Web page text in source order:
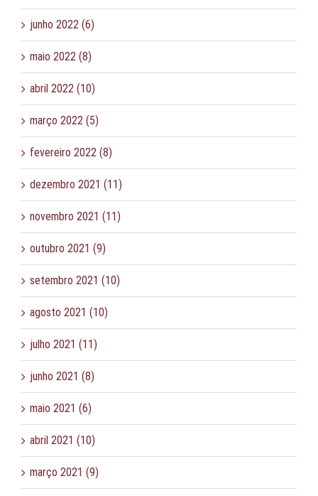
junho 2022 (6)
maio 2022 (8)
abril 2022 (10)
março 2022 (5)
fevereiro 2022 (8)
dezembro 2021 (11)
novembro 2021 (11)
outubro 2021 (9)
setembro 2021 (10)
agosto 2021 (10)
julho 2021 (11)
junho 2021 (8)
maio 2021 (6)
abril 2021 (10)
março 2021 (9)